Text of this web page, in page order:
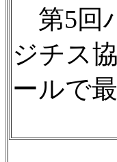
第5回
ジチス
ールで